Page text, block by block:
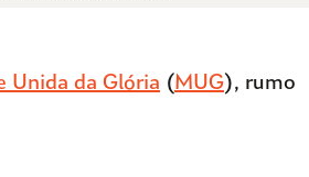
Unida da Glória (MUG), rumo